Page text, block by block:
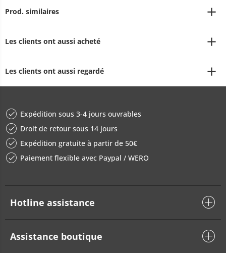
Prod. similaires
Les clients ont aussi acheté
Les clients ont aussi regardé
Expédition sous 3-4 jours ouvrables
Droit de retour sous 14 jours
Expédition gratuite à partir de 50€
Paiement flexible avec Paypal / WERO
Hotline assistance
Assistance boutique